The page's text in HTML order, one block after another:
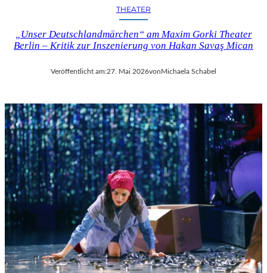
THEATER
„Unser Deutschlandmärchen“ am Maxim Gorki Theater
Berlin – Kritik zur Inszenierung von Hakan Savaş Mican
Veröffentlicht am:27. Mai 2026vonMichaela Schabel